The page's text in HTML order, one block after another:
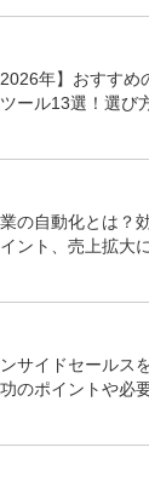
2026年】おすす
ール13選！選び
の自動化とは？
ント、売上拡大
サイドセールス
のポイントや必